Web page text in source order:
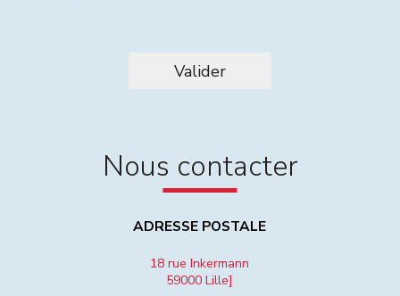
Valider
Nous contacter
ADRESSE POSTALE
18 rue Inkermann
59000 Lille]